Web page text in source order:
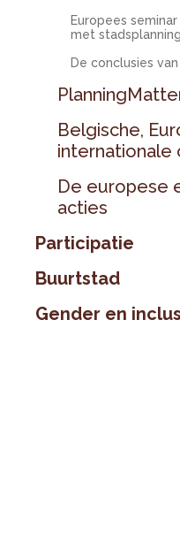
Europees
met stadsplanning
De conclusies
Belgische,
internationale
De europese
acties
Participatie
Buurtstad
Gender en